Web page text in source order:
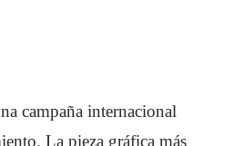
campaña internacional
La pieza gráfica más